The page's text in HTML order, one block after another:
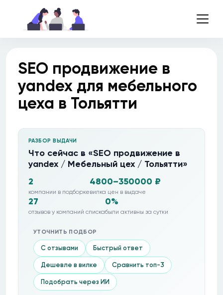
SEO продвижение в
yandex для мебельного
цеха в Тольятти
РАЗБОР ВЫДАЧИ
Что сейчас в «SEO продвижение в
yandex / Мебельный цех / Тольятти»
2
компании в подборке
4800–350000 ₽
вилка цен в выдаче
27
отзывов у компаний списка
0%
были активны за сутки
УТОЧНИТЬ ПОДБОР
С отзывами Быстрый ответ
Дешевле в вилке Сравнить топ-3
Подобрать через ИИ